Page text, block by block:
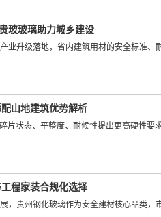
玻玻璃助力城乡建设
业升级落地，省内建筑用材的安全标准
山地建筑优势解析
状态、平整度、耐候性提出更高硬性
程家装合规化选择
，贵州钢化玻璃作为安全建材核心品类